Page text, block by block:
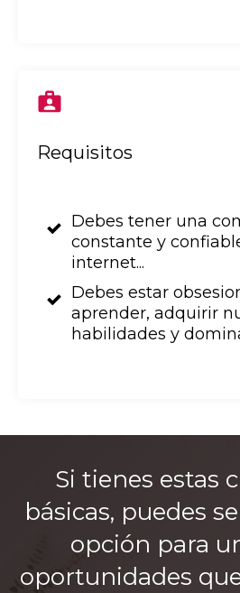
Requisitos
Debes tener una
constante y
internet...
Debes estar
aprender, adquirir
habilidades y
Si tienes estas
básicas, puedes
opción para
oportunidades